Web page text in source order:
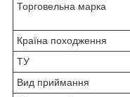
Торговельна марка
Країна походження
ТУ
Вид приймання